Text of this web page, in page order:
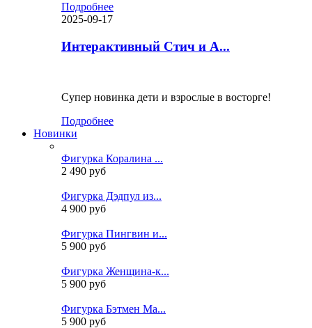
Подробнее
2025-09-17
Интерактивный Стич и А...
Супер новинка дети и взрослые в восторге!
Подробнее
Новинки
Фигурка Коралина ...
2 490 руб
Фигурка Дэдпул из...
4 900 руб
Фигурка Пингвин и...
5 900 руб
Фигурка Женщина-к...
5 900 руб
Фигурка Бэтмен Ма...
5 900 руб